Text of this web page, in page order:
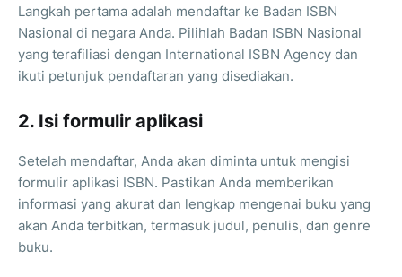
Langkah pertama adalah mendaftar ke Badan ISBN
Nasional di negara Anda. Pilihlah Badan ISBN Nasional
yang terafiliasi dengan International ISBN Agency dan
ikuti petunjuk pendaftaran yang disediakan.
2. Isi formulir aplikasi
Setelah mendaftar, Anda akan diminta untuk mengisi
formulir aplikasi ISBN. Pastikan Anda memberikan
informasi yang akurat dan lengkap mengenai buku yang
akan Anda terbitkan, termasuk judul, penulis, dan genre
buku.